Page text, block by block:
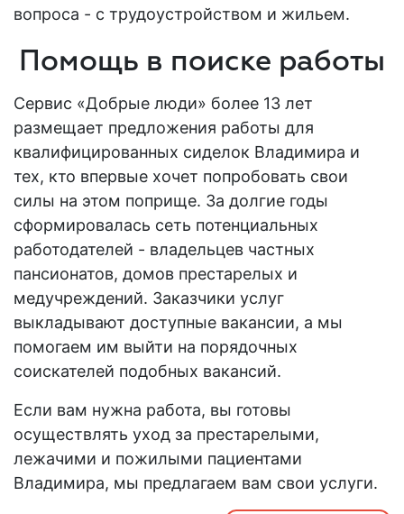
вопроса - с трудоустройством и жильем.
Помощь в поиске работы
Сервис «Добрые люди» более 13 лет
размещает предложения работы для
квалифицированных сиделок Владимира и
тех, кто впервые хочет попробовать свои
силы на этом поприще. За долгие годы
сформировалась сеть потенциальных
работодателей - владельцев частных
пансионатов, домов престарелых и
медучреждений. Заказчики услуг
выкладывают доступные вакансии, а мы
помогаем им выйти на порядочных
соискателей подобных вакансий.
Если вам нужна работа, вы готовы
осуществлять уход за престарелыми,
лежачими и пожилыми пациентами
Владимира, мы предлагаем вам свои услуги.